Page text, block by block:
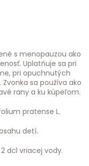
s menopauzou ako
Uplatňuje sa pri
pri opuchnutých
sa používa ako
rany a ku kúpeľom.
pratense L.
detí.
dcl vriacej vody.